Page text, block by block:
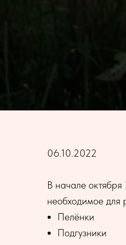
06.10.2022
В начале
необходимое для
Пелёнки
Подгузники